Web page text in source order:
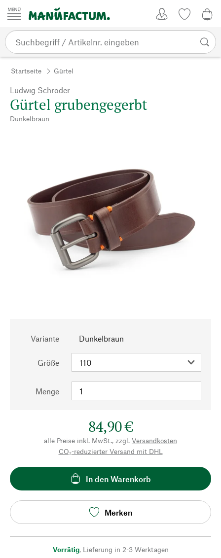
Zum Inhalt springen
Startseite Gürtel
Ludwig Schröder
Gürtel grubengegerbt
Dunkelbraun
Variante Dunkelbraun
Größe
Menge
84,90 €
alle Preise inkl. MwSt., zzgl. Versandkosten
CO₂-reduzierter Versand mit DHL
In den Warenkorb
Merken
Vorrätig, Lieferung in 2-3 Werktagen